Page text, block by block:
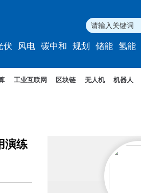
伏 风电 碳中和 规划 储能 氢能
工业互联网 区块链 无人机 机器人
演练